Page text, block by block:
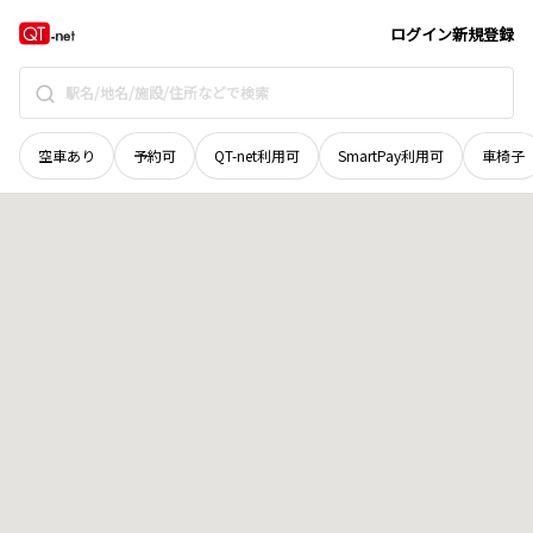
ログイン新規登録
空車あり 予約可 QT-net利用可 SmartPay利用可 車椅子
広島県